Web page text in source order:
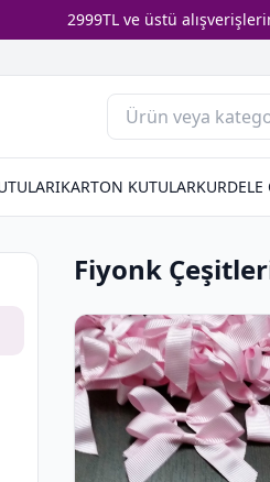
2999TL ve üstü
KARTON KUTULARKURDELE
Fiyonk